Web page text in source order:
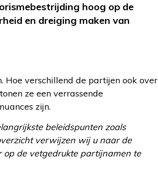
hoog op de
en dreiging maken van
verschillend de partijen ook over
ze een verrassende
zijn.
beleidspunten zoals
verwijzen wij u naar de
op de vetgedrukte partijnamen te